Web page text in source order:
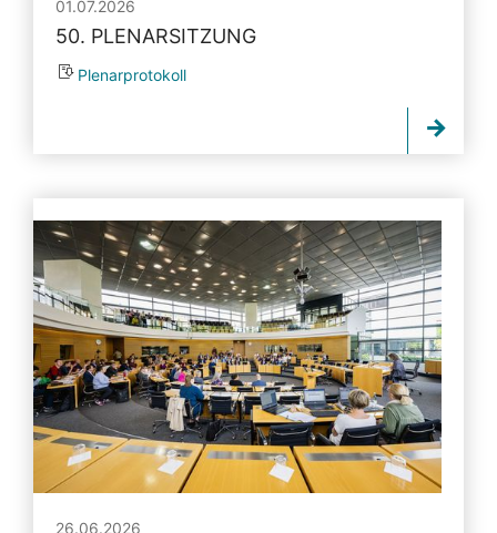
01.07.2026
50. PLENARSITZUNG
Plenarprotokoll
26.06.2026